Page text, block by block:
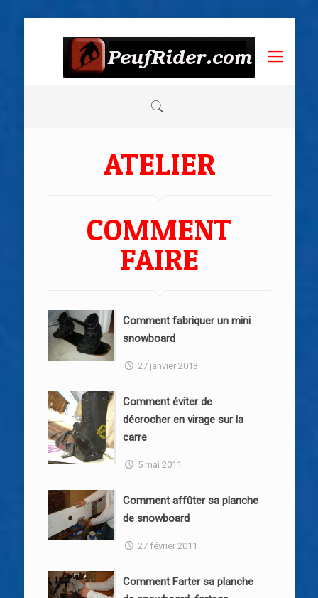
ATELIER
COMMENT
FAIRE
Comment fabriquer un mini
snowboard
27 janvier 2013
Comment éviter de
décrocher en virage sur la
carre
5 mai 2011
Comment affûter sa planche
de snowboard
27 février 2011
Comment Farter sa planche